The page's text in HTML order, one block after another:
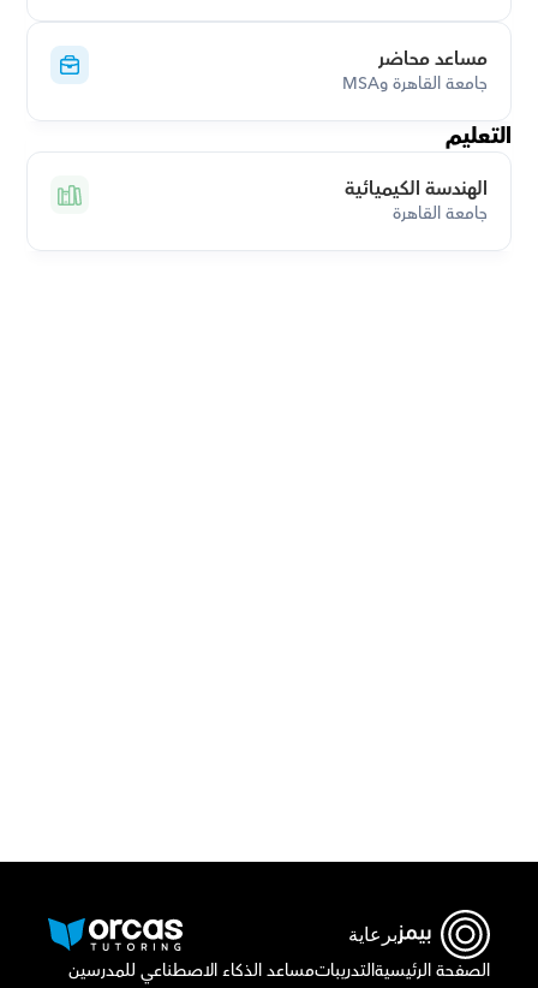
مساعد محاضر
جامعة القاهرة وMSA
التعليم
الهندسة الكيميائية
جامعة القاهرة
أو اتصل بنا علي
برعاية
الصفحة الرئيسيةالتدريباتمساعد الذكاء الاصطناعي للمدرسين